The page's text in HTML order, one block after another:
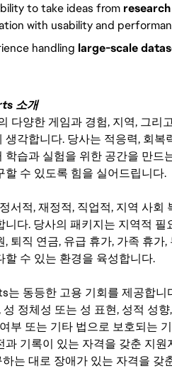
to take ideas from
with usability and
handling large-scale
소개
다양한 게임과 경험, 지역, 그
생각합니다. 당사는 적응력, 회
학습과 실험을 위한 공간을 만
할 수 있도록 힘을 실어드립니다.
서적, 재정적, 직업적, 지역 사
니다. 당사의 패키지는 지역적
, 퇴직 연금, 유급 휴가, 가족 휴
할 수 있는 환경을 육성합니다.
는 동등한 고용 기회를 제공합니
성 정체성 또는 성 표현, 성적 성
부 또는 기타 법으로 보호되는
과 기록이 있는 자격을 갖춘 지
는 대로 장애가 있는 자격을 갖